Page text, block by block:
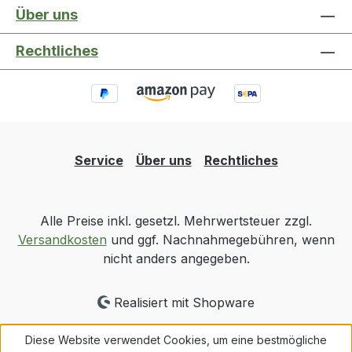
Über uns
Rechtliches
Service Über uns Rechtliches
Alle Preise inkl. gesetzl. Mehrwertsteuer zzgl.
Versandkosten und ggf. Nachnahmegebühren, wenn
nicht anders angegeben.
Realisiert mit Shopware
Diese Website verwendet Cookies, um eine bestmögliche